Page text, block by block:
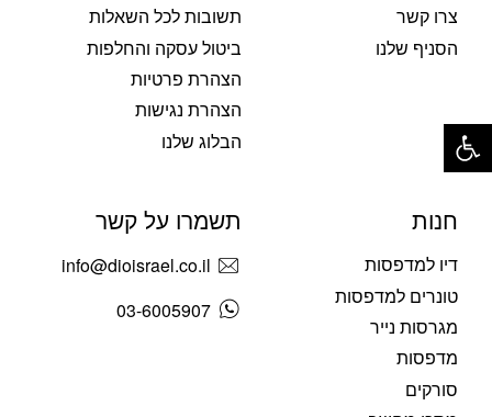
צרו קשר
הסניף שלנו
תשובות לכל השאלות
ביטול עסקה והחלפות
הצהרת פרטיות
הצהרת נגישות
הבלוג שלנו
חנות
דיו למדפסות
טונרים למדפסות
מגרסות נייר
מדפסות
סורקים
תשמרו על קשר
info@dioisrael.co.il
03-6005907
פתח סרגל נגישות